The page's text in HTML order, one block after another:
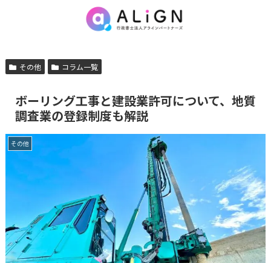
その他 コラム一覧
ボーリング工事と建設業許可について、地質
調査業の登録制度も解説
その他